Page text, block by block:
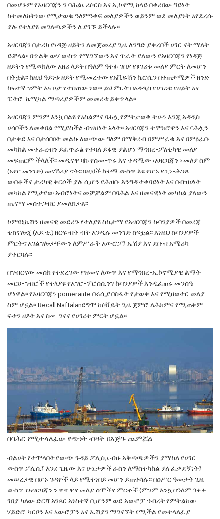
በመሆኑም የአዛርባጃን ን ባሕል፤ ሪሶርስ እና ኢኮኖሚ ከላይ በቀረበው ዓይነት
ከተመለከትነው የሚታወቁ ዓለምዓቀፍ መለያዎችን ወይንም ወደ መለያነት እየደረሱ
ያሉ የተለያዩ መገለጫዎችን ሊያገኙ ይችላሉ፡፡
አዛርባጃን በታሪክ የነዳጅ ዘይትን ለመጀመሪያ ጊዜ ለንግድ ያቀረበች ሀገር ናት ማለት
ይቻላል፡፡በጥልቅ ውሃ ውስጥ የሚገኘውን እና ጥራት ያለውን የአዛርባጃን የነዳጅ
ዘይትን የሚወክለው አዘሪ ላይት በዓለም ዓቀፉ ገበያየሀገሪቱ መለያ ምርት ለመሆን
በቅቷል፡፡ ከዚህ ዓይነቱዘይት የሚመረተው የአቪዬሽን ኬሮሲን በተጠቃሚዎችዘንድ
ከፍተኛ ግምት እና ቦታ የተሰጠው ነው፡፡ ይህ ምርትበአዳዲስ የሀገሪቱ የዘይት እና
ፔትሮ-ኬሚካል ማጣሪያዎችምመመረቱ ይቀጥላል፡፡
አዛርባጃን ምንም እንኳበልዩ የእስልምና ባሕሏየምትታወቅ ትሁን እንጂ አዳዲስ
ሀሳቦችን ለመቀበል የሚያስችል ብዝሀነትአላት፡፡ አዛርባጃን ተሞክሮዋን እናባሕሏን
በታቀደ እና በታሰበበት መልኩ ለውጭው ዓለምበማቅረብ በምሥራቁ እና በምዕራቡ
መካከል መቀራረብንይፈጥራል የተባለ ይፋዊ ያልሆነ ማኅበረ-ፖለቲካዊ መለያ
መፍጠርም ችላለች፡፡ መዲናዋ ባኩ የስመ-ጥሩ እና ቀዳሚው‹አዛርባጃን ›መለያ ስም
(አየር መንገድ) መናኸሪያ ናት፡፡ በዚህች ከተማ ውስጥ ልዩ የሆኑ የኪነ-ሕንጻ
ውበቶችናታሪካዊ ቅርሶች ያሉ ሲሆን የሕዝቡ እንግዳ ተቀባይነት እናበብዝሀነት
መካከል የሚታየው አብሮነትና መቻቻልምበባሕል እና ዘመናዊነት መካከል ያለውን
ጤናማ መስተጋብር ያመለክታል፡፡
ኮምዩኒኬሽን ዘመናዊ መደረጉ የተለያዩ ስኬታማ የአዛርባጃን ኩባንያዎች በመረጃ
ቴክኖሎጂ (አይ.ቲ.) ዘርፍ ብቅ ብቅ እንዲሉ መንገድ ከፍቷል፡፡ እነዚህ ኩባንያዎች
ምርትና አገልግሎታቸውን ለምሥራቅ አውሮፓ፤ ኤሽያ እናደቡብ አሜሪካ
ያቀርባሉ፡፡
በግብርናው መስክ የተደረገው የዝመና ለውጥ እናየማኅበረ-ኢኮኖሚያዊ ልማት
መርሀ-ግብሮችየተለያዩየአግሮ-ፕሮሰሲንግ ኩባንያዎች እንዲፈጠሩ መንስዔ
ሆነዋል፡፡ የአዛርባጃንpomerante በሩሲያ በስፋት የታወቀ እና የሚዘወተር መለያ
ስም ሆኗል፡፡Recall Naftalanደግሞ ከሶቪዬት ጊዜ ጀምሮ ለሕክምና የሚጠቅም
ፍቱንዘይት እና ስመ-ገናና የሀገሪቱ ምርት ሆኗል፡፡
በባሕር የሚተላለፈው የጭነት ብዛት በእጅጉ ጨምሯል
ብልሀት የተሞላበት የውጭ ጉዳይ ፖሊሲ፤ ብዙአቅጣጫዎችን ያማከለ የሀገር
ውስጥ ፖሊሲ፤ እንደ ጊዜው እና ሁኔታዎች ራስን ለማስተካከል ያለ ፈቃደኝነት፤
መሠረታዊ በሆኑ ጉዳዮች ላይ የሚተነበይ መሆንይጠቀሳሉ፡፡ በዐሥር ዓመታት ጊዜ
ውስጥ የአዛርባጃን ን ዋና ዋና መለያስሞችና ምርቶች (ምንም እንኳ በዓለም ዓቀፉ
ገበያ ካለውድርሻ አንጻር አነስተኛ ቢሆንም ወደ አውሮፓ ኅብረትየምትልከው
ሃይድሮ-ካርቦን እና አውሮፓን እና ኤሽያንማገናኘት የሚችል የመተላለፊያ